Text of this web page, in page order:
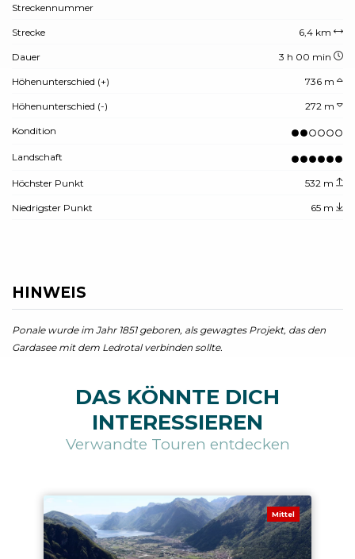
Streckennummer
Strecke 6,4 km
Dauer 3 h 00 min
Höhenunterschied (+) 736 m
Höhenunterschied (-) 272 m
Kondition
Landschaft
Höchster Punkt 532 m
Niedrigster Punkt 65 m
HINWEIS
Ponale wurde im Jahr 1851 geboren, als gewagtes Projekt, das den
Gardasee mit dem Ledrotal verbinden sollte.
DAS KÖNNTE DICH
INTERESSIEREN
Verwandte Touren entdecken
Mittel